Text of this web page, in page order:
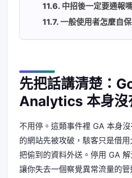
中招後一定要通報
一般使用者怎麼自保
先把話講清楚：
Analytics 本身沒
不用停。這類事件裡 GA 本身
的網站先被攻破，駭客只是借
把偷到的資料外送。停用 GA
讓你失去一個察覺異常流量的